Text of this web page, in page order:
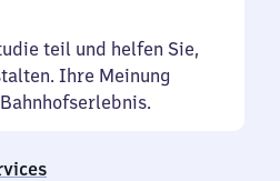
teil und helfen Sie,
Ihre Meinung